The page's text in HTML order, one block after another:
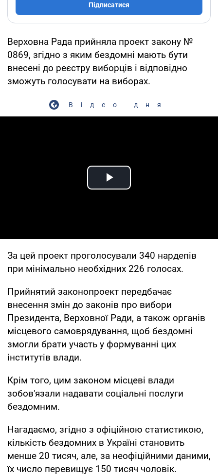
Підписатися
Верховна Рада прийняла проект закону №
0869, згідно з яким бездомні мають бути
внесені до реєстру виборців і відповідно
зможуть голосувати на виборах.
Відео дня
Play Video
За цей проект проголосували 340 нардепів
при мінімально необхідних 226 голосах.
Прийнятий законопроект передбачає
внесення змін до законів про вибори
Президента, Верховної Ради, а також органів
місцевого самоврядування, щоб бездомні
змогли брати участь у формуванні цих
інститутів влади.
Крім того, цим законом місцеві влади
зобов'язали надавати соціальні послуги
бездомним.
Нагадаємо, згідно з офіційною статистикою,
кількість бездомних в Україні становить
менше 20 тисяч, але, за неофіційними даними,
їх число перевищує 150 тисяч чоловік.